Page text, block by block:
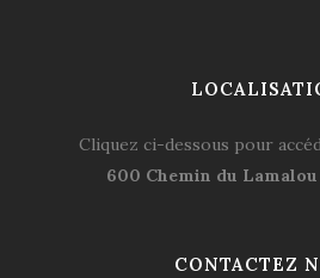
Cliquez ci-dessous pour
600 Chemin du
CONTACTEZ